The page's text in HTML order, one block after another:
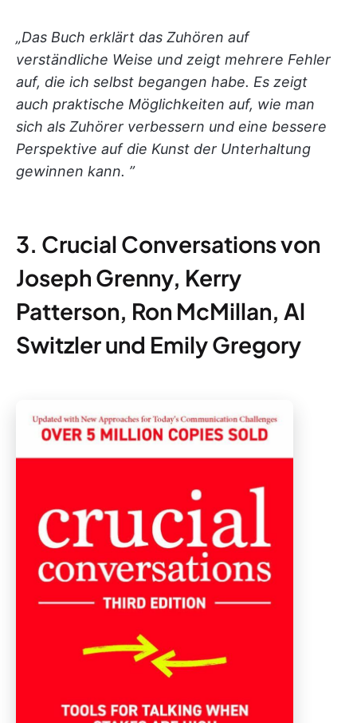
„Das Buch erklärt das Zuhören auf
verständliche Weise und zeigt mehrere Fehler
auf, die ich selbst begangen habe. Es zeigt
auch praktische Möglichkeiten auf, wie man
sich als Zuhörer verbessern und eine bessere
Perspektive auf die Kunst der Unterhaltung
gewinnen kann. ”
3. Crucial Conversations von
Joseph Grenny, Kerry
Patterson, Ron McMillan, Al
Switzler und Emily Gregory